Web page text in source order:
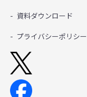
資料ダウンロード
プライバシーポリシー